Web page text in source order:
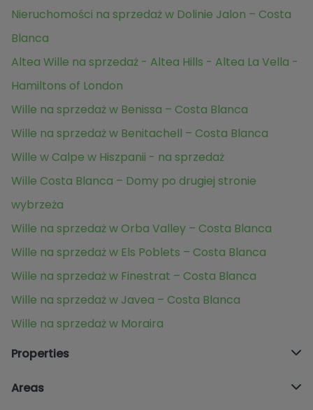
Nieruchomości na sprzedaż w Dolinie Jalon – Costa
Blanca
Altea Wille na sprzedaż - Altea Hills - Altea La Vella -
Hamiltons of London
Wille na sprzedaż w Benissa – Costa Blanca
Wille na sprzedaż w Benitachell – Costa Blanca
Wille w Calpe w Hiszpanii - na sprzedaż
Wille Costa Blanca – Domy po drugiej stronie
wybrzeża
Wille na sprzedaż w Orba Valley – Costa Blanca
Wille na sprzedaż w Els Poblets – Costa Blanca
Wille na sprzedaż w Finestrat – Costa Blanca
Wille na sprzedaż w Javea – Costa Blanca
Wille na sprzedaż w Moraira
Properties
Areas